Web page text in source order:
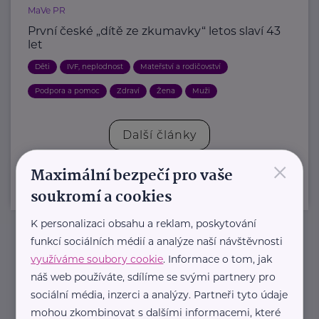
MaVe PR
První české „dítě ze zkumavky“ letos slaví 43
let
Děti IVF, neplodnost Mateřství a rodičovství
Podpora a pomoc Zdraví Žena Muži
Další články
Newsletter
Pravidelný přísun novinek, inspirace na každý den,
×
Maximální bezpečí pro vaše
soukromí a cookies
K personalizaci obsahu a reklam, poskytování
funkcí sociálních médií a analýze naší návštěvnosti
využíváme soubory cookie. Informace o tom, jak
náš web používáte, sdílíme se svými partnery pro
sociální média, inzerci a analýzy. Partneři tyto údaje
mohou zkombinovat s dalšími informacemi, které